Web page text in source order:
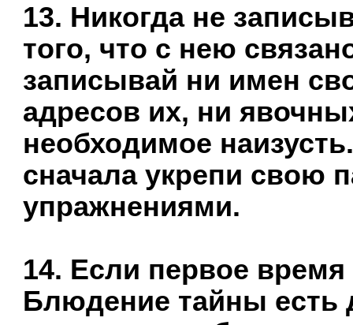
13. Никогда не
того, что с нею
записывай ни имен
адресов их, ни
необходимое
сначала укрепи свою
упражнениями.
14. Если первое
Блюдение тайны есть